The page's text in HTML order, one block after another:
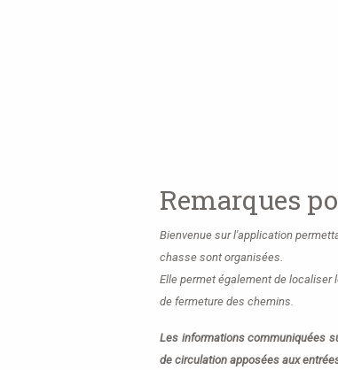
Remarques
Bienvenue sur l'application
chasse sont organisées.
Elle permet également de
de fermeture des chemins.
Les informations communiquées
de circulation apposées aux